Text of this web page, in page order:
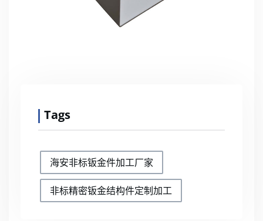
Tags
海安非标钣金件加工厂家
非标精密钣金结构件定制加工